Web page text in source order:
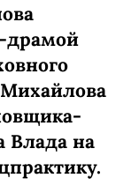
­драмой
Влада на